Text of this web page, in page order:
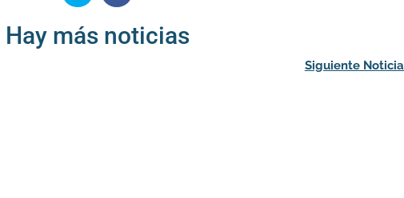
Hay más noticias
Siguiente Noticia